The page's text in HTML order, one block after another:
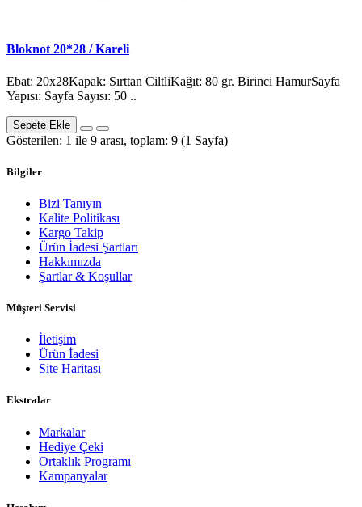
Bloknot 20*28 / Kareli
Ebat: 20x28Kapak: Sırttan CiltliKağıt: 80 gr. Birinci HamurSayfa
Yapısı: Sayfa Sayısı: 50 ..
Sepete Ekle
Gösterilen: 1 ile 9 arası, toplam: 9 (1 Sayfa)
Bilgiler
Bizi Tanıyın
Kalite Politikası
Kargo Takip
Ürün İadesi Şartları
Hakkımızda
Şartlar & Koşullar
Müşteri Servisi
İletişim
Ürün İadesi
Site Haritası
Ekstralar
Markalar
Hediye Çeki
Ortaklık Programı
Kampanyalar